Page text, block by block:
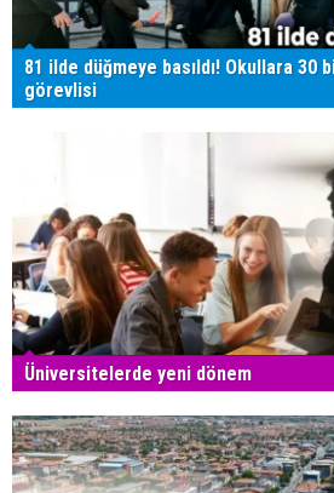
81 ilde düğmeye basıldı! Okullara 30
görevlisi
Üniversitelerde yeni dönem